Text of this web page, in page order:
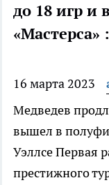
до 18 игр и
16 марта 2023
Медведев
вышел в
УэллсеПервая
престижного